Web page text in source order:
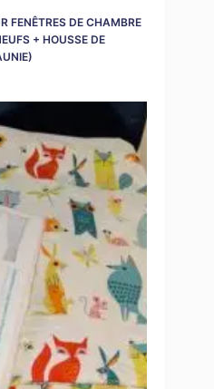
FENÊTRES DE CHAMBRE
+ HOUSSE DE